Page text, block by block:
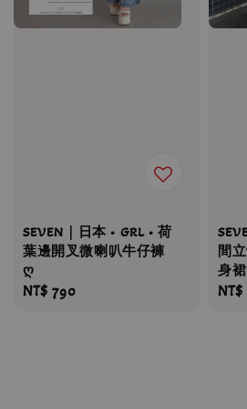
SEVEN｜日本 • GRL • 荷
葉邊開叉微喇叭牛仔褲
ღ
Regular
NT$ 790
間
身